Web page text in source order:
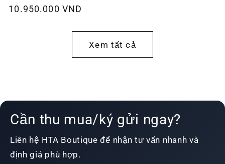
Giá
10.950.000 VND
Xem tất cả
Cần thu mua/ký gửi ngay?
Liên hệ HTA Boutique để nhận tư vấn nhanh và
định giá phù hợp.